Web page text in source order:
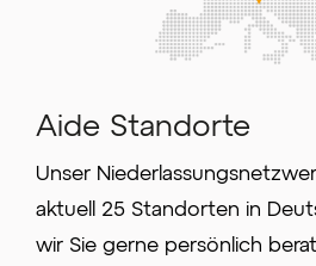
Aide Standorte
Unser
aktuell 25 Standorten in
wir Sie gerne persönlich